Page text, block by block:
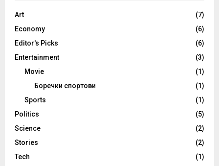
Art
(7)
Economy
(6)
Editor's Picks
(6)
Entertainment
(3)
Movie
(1)
Боречки спортови
(1)
Sports
(1)
Politics
(5)
Science
(2)
Stories
(2)
Tech
(1)